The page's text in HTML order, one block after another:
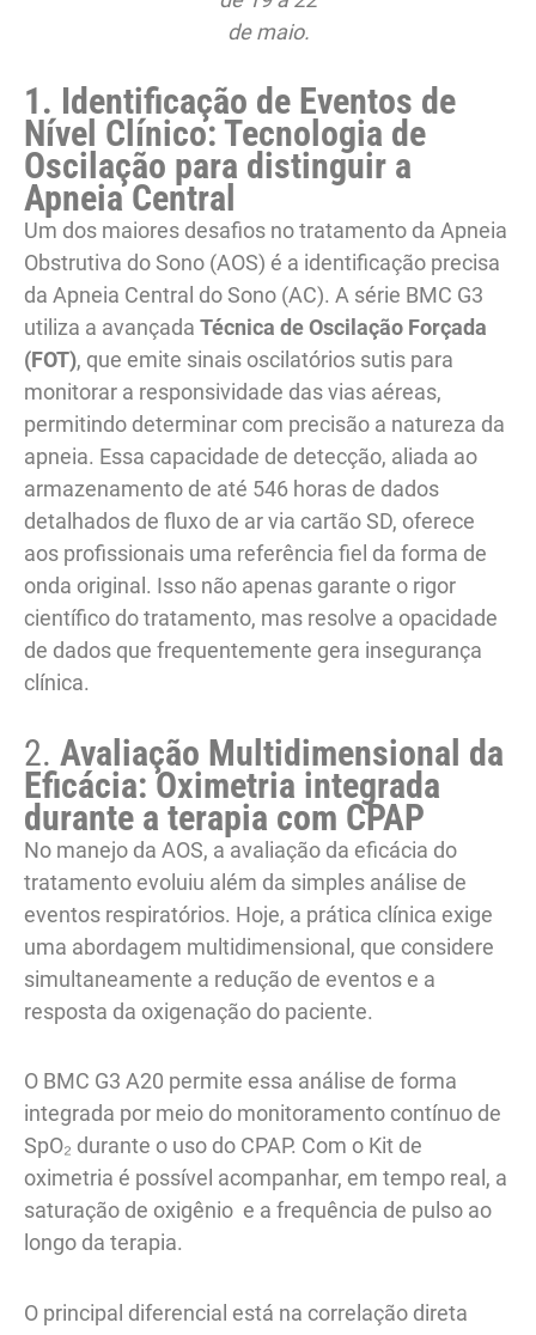
de maio.
1. Identificação de Eventos de
Nível Clínico: Tecnologia de
Oscilação para distinguir a
Apneia Central
Um dos maiores desafios no tratamento da Apneia
Obstrutiva do Sono (AOS) é a identificação precisa
da Apneia Central do Sono (AC). A série BMC G3
utiliza a avançada Técnica de Oscilação Forçada
(FOT), que emite sinais oscilatórios sutis para
monitorar a responsividade das vias aéreas,
permitindo determinar com precisão a natureza da
apneia. Essa capacidade de detecção, aliada ao
armazenamento de até 546 horas de dados
detalhados de fluxo de ar via cartão SD, oferece
aos profissionais uma referência fiel da forma de
onda original. Isso não apenas garante o rigor
científico do tratamento, mas resolve a opacidade
de dados que frequentemente gera insegurança
clínica.
2. Avaliação Multidimensional da
Eficácia: Oximetria integrada
durante a terapia com CPAP
No manejo da AOS, a avaliação da eficácia do
tratamento evoluiu além da simples análise de
eventos respiratórios. Hoje, a prática clínica exige
uma abordagem multidimensional, que considere
simultaneamente a redução de eventos e a
resposta da oxigenação do paciente.
O BMC G3 A20 permite essa análise de forma
integrada por meio do monitoramento contínuo de
SpO₂ durante o uso do CPAP. Com o Kit de
oximetria é possível acompanhar, em tempo real, a
saturação de oxigênio e a frequência de pulso ao
longo da terapia.
O principal diferencial está na correlação direta